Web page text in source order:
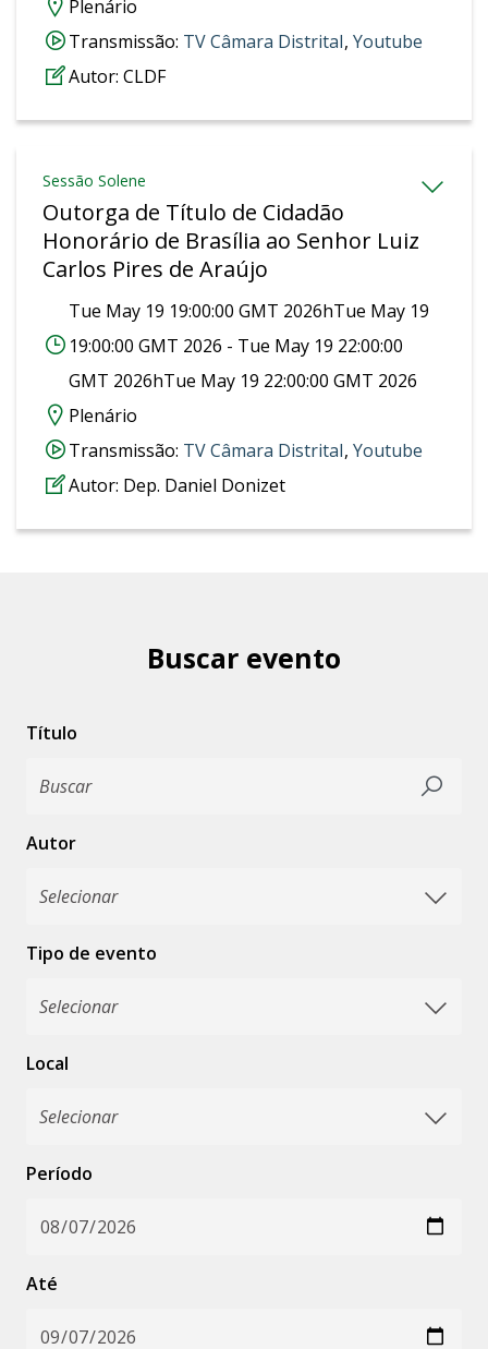
Plenário
Transmissão: ‎TV Câmara Distrital, Youtube
Autor: CLDF
Sessão Solene
Outorga de Título de Cidadão
Honorário de Brasília ao Senhor Luiz
Carlos Pires de Araújo
Tue May 19 19:00:00 GMT 2026hTue May 19
19:00:00 GMT 2026 - Tue May 19 22:00:00
GMT 2026hTue May 19 22:00:00 GMT 2026
Plenário
Transmissão: ‎TV Câmara Distrital, Youtube
Autor: Dep. Daniel Donizet
Buscar evento
Título
Autor
Tipo de evento
Local
Período
Até